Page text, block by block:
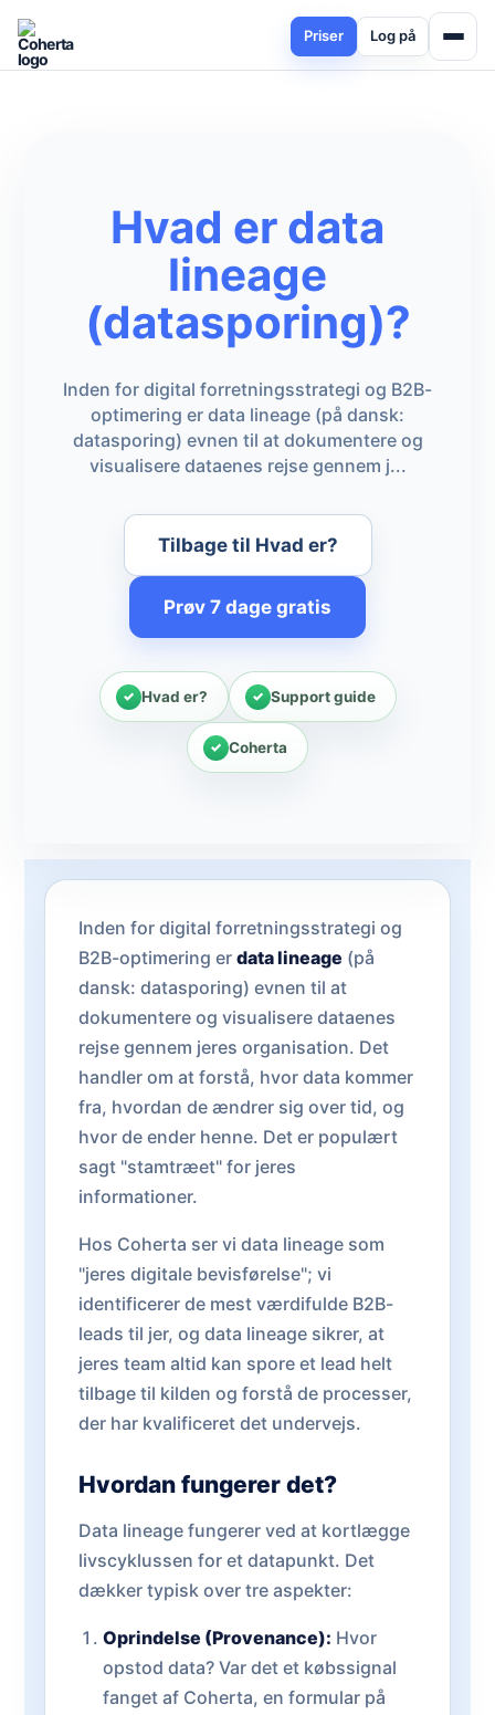
Priser Log på
Hvad er data
lineage
(datasporing)?
Inden for digital forretningsstrategi og B2B-
optimering er data lineage (på dansk:
datasporing) evnen til at dokumentere og
visualisere dataenes rejse gennem j...
Tilbage til Hvad er?
Prøv 7 dage gratis
Hvad er? Support guide
Coherta
Inden for digital forretningsstrategi og
B2B-optimering er data lineage (på
dansk: datasporing) evnen til at
dokumentere og visualisere dataenes
rejse gennem jeres organisation. Det
handler om at forstå, hvor data kommer
fra, hvordan de ændrer sig over tid, og
hvor de ender henne. Det er populært
sagt "stamtræet" for jeres
informationer.
Hos Coherta ser vi data lineage som
"jeres digitale bevisførelse"; vi
identificerer de mest værdifulde B2B-
leads til jer, og data lineage sikrer, at
jeres team altid kan spore et lead helt
tilbage til kilden og forstå de processer,
der har kvalificeret det undervejs.
Hvordan fungerer det?
Data lineage fungerer ved at kortlægge
livscyklussen for et datapunkt. Det
dækker typisk over tre aspekter:
Oprindelse (Provenance): Hvor
opstod data? Var det et købssignal
fanget af Coherta, en formular på